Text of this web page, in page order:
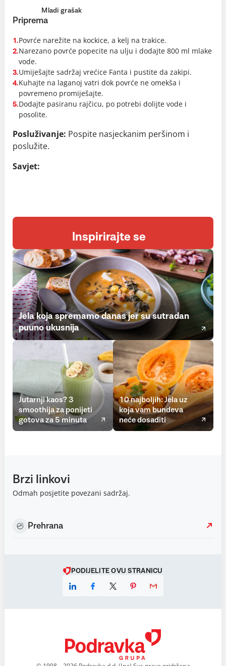
Mladi grašak
Priprema
1.Povrće narežite na kockice, a kelj na trakice.
2.Narezano povrće popecite na ulju i dodajte 800 ml mlake
vode.
3.Umiješajte sadržaj vrećice Fanta i pustite da zakipi.
4.Kuhajte na laganoj vatri dok povrće ne omekša i
povremeno promiješajte.
5.Dodajte pasiranu rajčicu, po potrebi dolijte vode i
posolite.
Posluživanje: Pospite nasjeckanim peršinom i
poslužite.
Savjet:
Inspirirajte se
Jela koja spremamo danas jer su sutradan
puuno ukusnija
Jutarnji kaos? 3
smoothija za ponijeti
gotova za 5 minuta
10 najboljih: Jela uz
koja vam bundeva
neće dosaditi
Brzi linkovi
Odmah posjetite povezani sadržaj.
Prehrana
PODIJELITE OVU STRANICU